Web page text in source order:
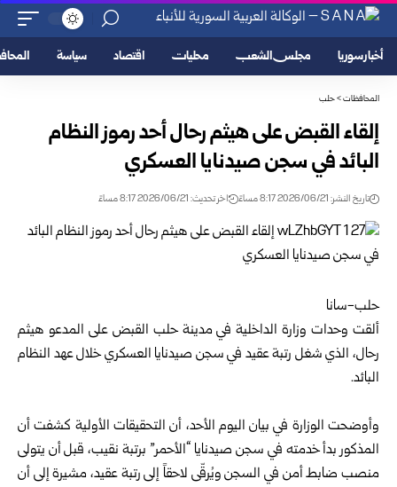
أخبار سوريا مجلس الشعب محليات اقتصاد سياسة
المحافظات>حلب
إلقاء القبض على هيثم رحال أحد رموز النظام
البائد في سجن صيدنايا العسكري
تاريخ النشر: 2026/06/21 8:17 مساءً اخر تحديث: 2026/06/21 8:17 مساءً
حلب-سانا
ألقت وحدات وزارة الداخلية في مدينةحلب القبض على المدعو هيثم
رحال، الذي شغل رتبة عقيد في سجن صيدنايا العسكري خلال عهد النظام
البائد.
وأوضحت الوزارة في بيان اليوم الأحد، أن التحقيقات الأولية كشفت أن
المذكور بدأ خدمته في سجن صيدنايا “الأحمر” برتبة نقيب، قبل أن يتولى
منصب ضابط أمن في السجن ويُرقّى لاحقاً إلى رتبة عقيد، مشيرة إلى أن